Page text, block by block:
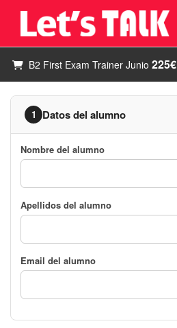
B2 First Exam Trainer Junio 225€
1 Datos del alumno
Nombre del alumno
Apellidos del alumno
Email del alumno